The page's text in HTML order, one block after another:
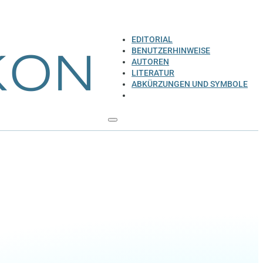
EDITORIAL
BENUTZERHINWEISE
AUTOREN
LITERATUR
ABKÜRZUNGEN UND SYMBOLE